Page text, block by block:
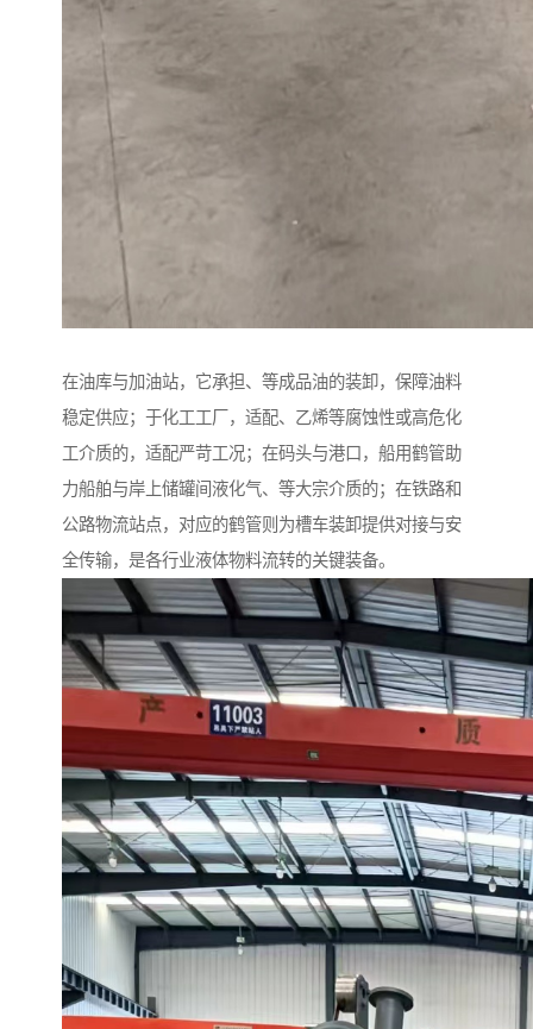
在油库与加油站，它承担、等成品油的装卸，保障油料
稳定供应；于化工工厂，适配、乙烯等腐蚀性或高危化
工介质的，适配严苛工况；在码头与港口，船用鹤管助
力船舶与岸上储罐间液化气、等大宗介质的；在铁路和
公路物流站点，对应的鹤管则为槽车装卸提供对接与安
全传输，是各行业液体物料流转的关键装备。